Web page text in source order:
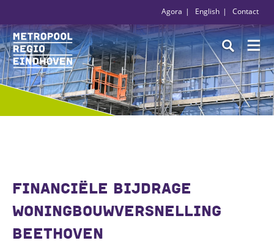
Agora English Contact
FINANCIËLE BIJDRAGE
WONINGBOUWVERSNELLING
BEETHOVEN